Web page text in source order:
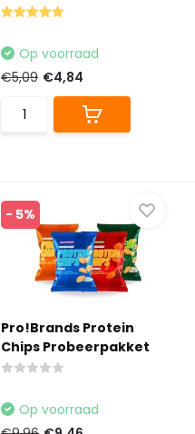
Op voorraad
€5,09 €4,84
- 5%
Pro!Brands Protein
Chips Probeerpakket
Op voorraad